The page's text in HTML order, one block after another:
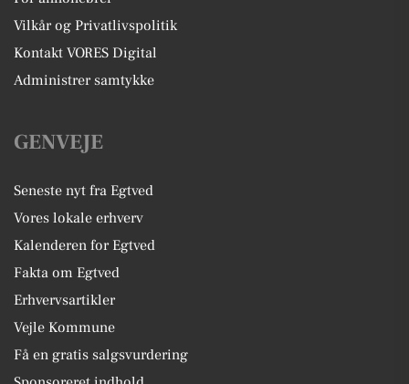
Vilkår og Privatlivspolitik
Kontakt VORES Digital
Administrer samtykke
GENVEJE
Seneste nyt fra Egtved
Vores lokale erhverv
Kalenderen for Egtved
Fakta om Egtved
Erhvervsartikler
Vejle Kommune
Få en gratis salgsvurdering